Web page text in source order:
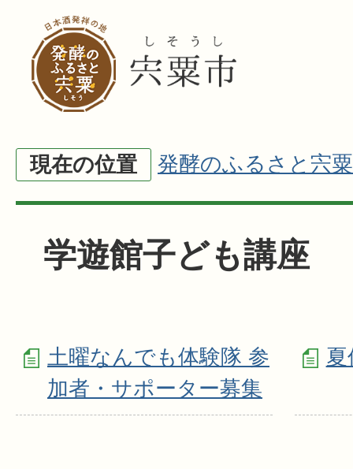
現在の位置 発酵のふるさと宍粟
学遊館子ども講座
土曜なんでも体験隊 参
加者・サポーター募集